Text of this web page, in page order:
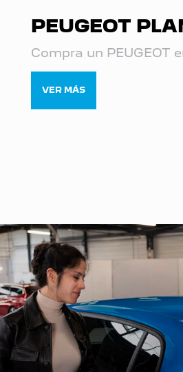
PEUGEOT
Compra un PEUGEOT
VER MÁS